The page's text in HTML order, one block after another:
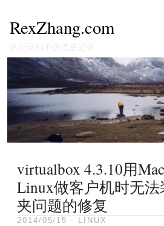
RexZhang.com
virtualbox 4.3.10用
Linux做客户机时无
夹问题的修复
2014/05/15 LINUX